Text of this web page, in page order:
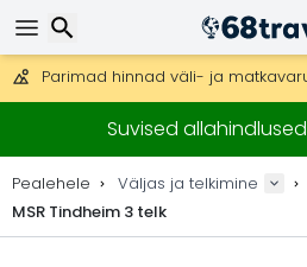
Tasuta kohaletoimetamine
Saab saata ka DHL Expressi kaudu
30 päeva tagastamiseks, 90
Parimad hinnad väli- ja
Suvised allahindlused
Pealehele Väljas ja telkimine
MSR Tindheim 3 telk